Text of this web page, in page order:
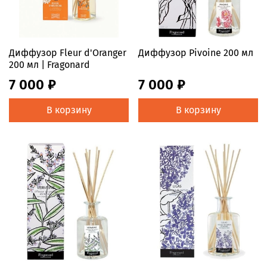
Диффузор Fleur d'Oranger
200 мл | Fragonard
7 000 ₽
В корзину
Диффузор Pivoine 200 мл
7 000 ₽
В корзину